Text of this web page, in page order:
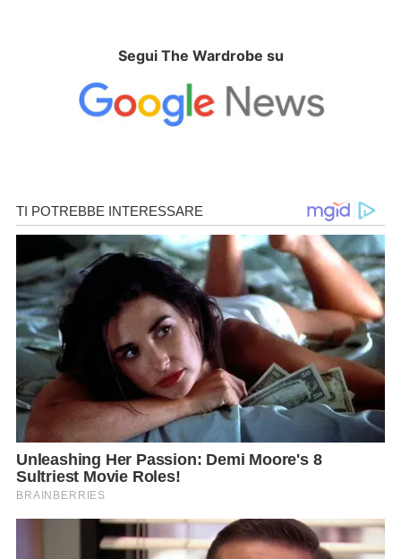
Segui The Wardrobe su